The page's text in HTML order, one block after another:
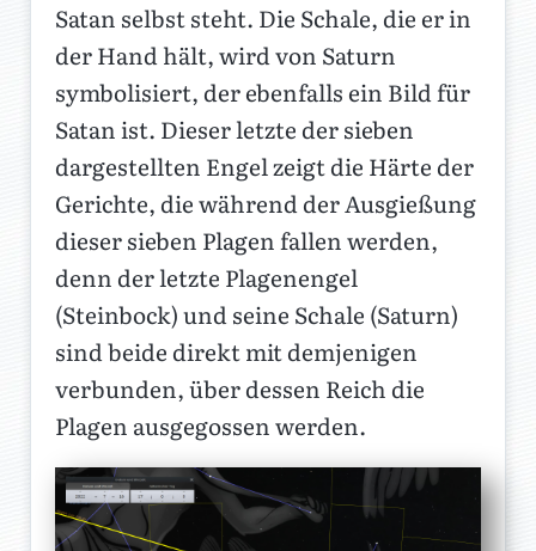
Satan selbst steht. Die Schale, die er in
der Hand hält, wird von Saturn
symbolisiert, der ebenfalls ein Bild für
Satan ist. Dieser letzte der sieben
dargestellten Engel zeigt die Härte der
Gerichte, die während der Ausgießung
dieser sieben Plagen fallen werden,
denn der letzte Plagenengel
(Steinbock) und seine Schale (Saturn)
sind beide direkt mit demjenigen
verbunden, über dessen Reich die
Plagen ausgegossen werden.